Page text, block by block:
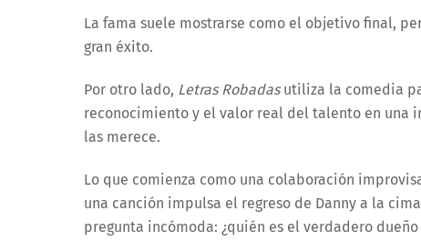
La fama suele mostrarse como el objetivo final,
gran éxito.
Por otro lado, Letras Robadasutiliza la comedia
reconocimiento y el valor real del talento en una
las merece.
Lo que comienza como una colaboración
una canción impulsa el regreso de Danny a la
pregunta incómoda: ¿quién es el verdadero